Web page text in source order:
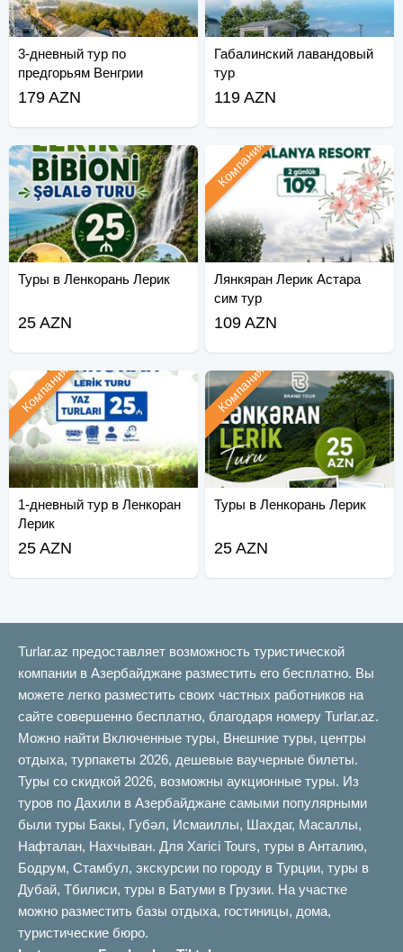
3-дневный тур по
предгорьям Венгрии
179 AZN
Габалинский лавандовый
тур
119 AZN
Туры в Ленкорань Лерик
25 AZN
Лянкяран Лерик Астара
сим тур
Компания
109 AZN
1-дневный тур в Ленкоран
Лерик
Компания
25 AZN
Туры в Ленкорань Лерик
Компания
25 AZN
Turlar.az предоставляет возможность туристической
компании в Азербайджане разместить его бесплатно. Вы
можете легко разместить своих частных работников на
сайте совершенно бесплатно, благодаря номеру Turlar.az.
Можно найти Включенные туры, Внешние туры, центры
отдыха, турпакеты 2026, дешевые ваучерные билеты.
Туры со скидкой 2026, возможны аукционные туры. Из
туров по Дахили в Азербайджане самыми популярными
были туры Бакы, Губəл, Исмаиллы, Шахдаг, Масаллы,
Нафталан, Нахчыван. Для Xarici Tours, туры в Анталию,
Бодрум, Стамбул, экскурсии по городу в Турции, туры в
Дубай, Тбилиси, туры в Батуми в Грузии. На участке
можно разместить базы отдыха, гостиницы, дома,
туристические бюро.